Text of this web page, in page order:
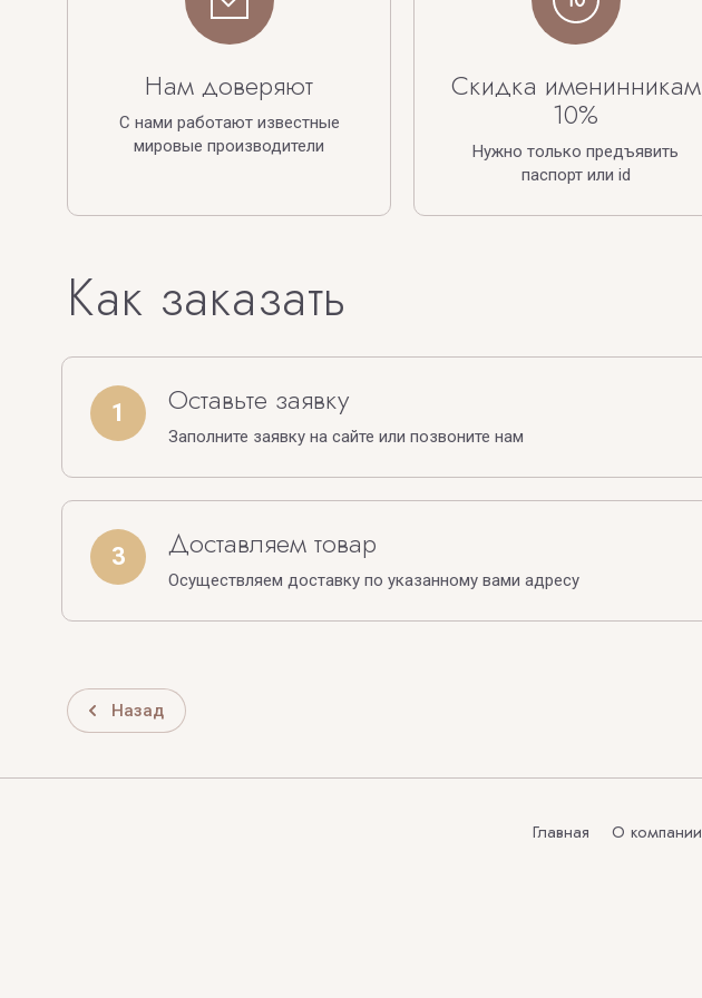
Нам доверяют
С нами работают известные
мировые производители
Скидка именинникам
10%
Нужно только предъявить
паспорт или id
Как заказать
1 Оставьте заявку
Заполните заявку на сайте или позвоните нам
3 Доставляем товар
Осуществляем доставку по указанному вами адресу
Назад
Главная О компании